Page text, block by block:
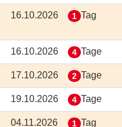
16.10.2026 1 Tag
16.10.2026 4 Tage
17.10.2026 2 Tage
19.10.2026 4 Tage
04.11.2026 1 Tag